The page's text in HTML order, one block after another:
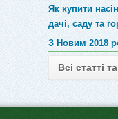
Як купити
дачі, саду та
З Новим 2018
Всі статті